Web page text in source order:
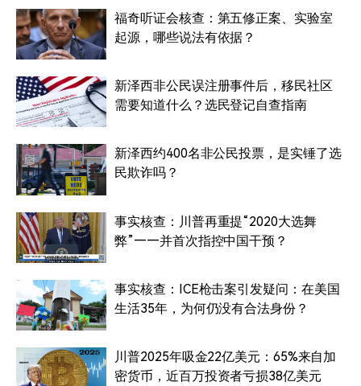
福奇听证会核查：第五修正案、实验室
起源，哪些说法有依据？
新泽西非公民误注册事件后，移民社区
需要知道什么？选民登记自查指南
新泽西约400名非公民投票，是实锤了选
民欺诈吗？
事实核查：川普再重提“2020大选舞
弊”——并首次指控中国干预？
事实核查：ICE枪击案引发疑问：在美国
生活35年，为何仍没有合法身份？
川普2025年吸金22亿美元：65%来自加
密货币，近百万投资者亏损38亿美元